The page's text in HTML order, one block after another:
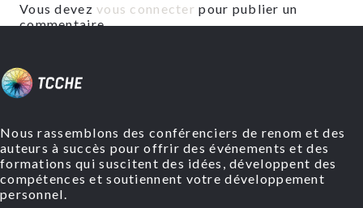
Vous devezvous connecter pour publier un
commentaire.
Nous rassemblons des conférenciers de renom et des
auteurs à succès pour offrir des événements et des
formations qui suscitent des idées, développent des
compétences et soutiennent votre développement
personnel.